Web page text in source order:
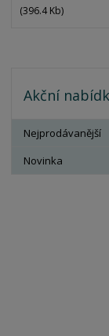
(396.4 Kb)
Akční
Nejprodávanější
Novinka